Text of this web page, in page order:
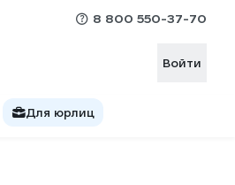
8 800 550-37-70
Войти
Для юрлиц